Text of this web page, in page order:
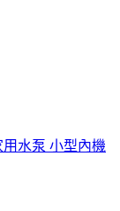
水泵 小型內機